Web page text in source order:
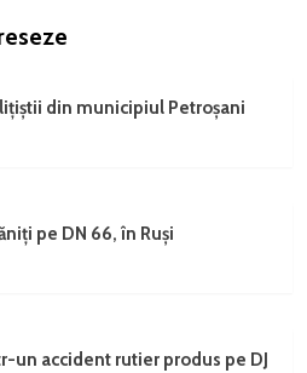
din municipiul Petroșani
pe DN 66, în Ruși
un accident rutier produs pe DJ